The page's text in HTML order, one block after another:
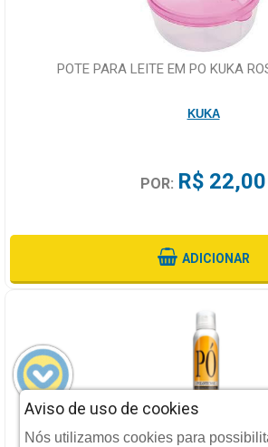
POTE PARA LEITE EM PO KUKA
KUKA
POR: R$ 22,00
ADICIONAR
DESODORANTE PARA PES PO
Aviso de uso de cookies
Nós utilizamos cookies para